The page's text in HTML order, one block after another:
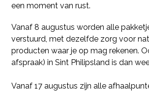
een moment van rust.
Vanaf 8 augustus worden alle
verstuurd, met dezelfde zorg voor
producten waar je op mag rekenen.
afspraak) in Sint Philipsland is dan
Vanaf 17 augustus zijn alle